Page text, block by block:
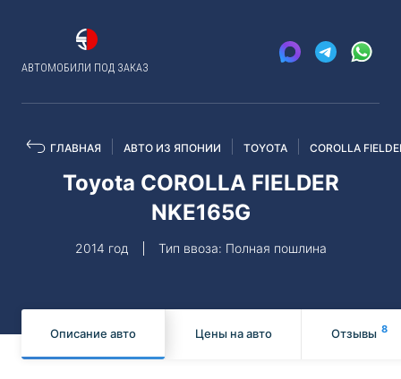
АВТОМОБИЛИ ПОД ЗАКАЗ
ГЛАВНАЯ АВТО ИЗ ЯПОНИИ TOYOTA COROLLA
Toyota COROLLA FIELDER
NKE165G
2014 год Тип ввоза: Полная пошлина
Описание авто Цены на авто Отзывы 8